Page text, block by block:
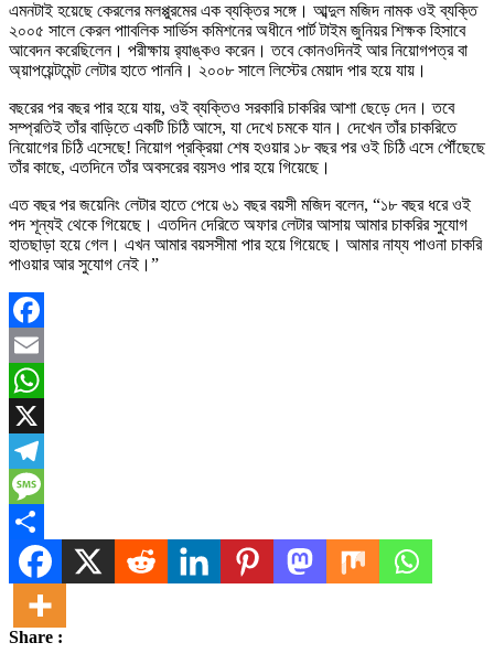
এমনটাই হয়েছে কেরলের মলপ্পুরমের এক ব্যক্তির সঙ্গে। আব্দুল মজিদ নামক ওই ব্যক্তি
২০০৫ সালে কেরল পাাবলিক সার্ভিস কমিশনের অধীনে পার্ট টাইম জুনিয়র শিক্ষক হিসাবে
আবেদন করেছিলেন। পরীক্ষায় র‌্যাঙ্কও করেন। তবে কোনওদিনই আর নিয়োগপত্র বা
অ্য়াপয়েন্টমেন্ট লেটার হাতে পাননি। ২০০৮ সালে লিস্টের মেয়াদ পার হয়ে যায়।
বছরের পর বছর পার হয়ে যায়, ওই ব্যক্তিও সরকারি চাকরির আশা ছেড়ে দেন। তবে
সম্প্রতিই তাঁর বাড়িতে একটি চিঠি আসে, যা দেখে চমকে যান। দেখেন তাঁর চাকরিতে
নিয়োগের চিঠি এসেছে! নিয়োগ প্রক্রিয়া শেষ হওয়ার ১৮ বছর পর ওই চিঠি এসে পৌঁছেছে
তাঁর কাছে, এতদিনে তাঁর অবসরের বয়সও পার হয়ে গিয়েছে।
এত বছর পর জয়েনিং লেটার হাতে পেয়ে ৬১ বছর বয়সী মজিদ বলেন, “১৮ বছর ধরে ওই
পদ শূন্যই থেকে গিয়েছে। এতদিন দেরিতে অফার লেটার আসায় আমার চাকরির সুযোগ
হাতছাড়া হয়ে গেল। এখন আমার বয়সসীমা পার হয়ে গিয়েছে। আমার নায্য পাওনা চাকরি
পাওয়ার আর সুযোগ নেই।”
Facebook
Email
WhatsApp
X
Telegram
Message
Share
Share :